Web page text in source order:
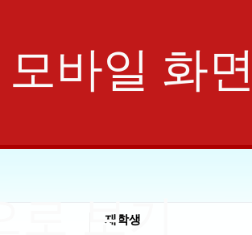
모바일 화
으로 보기
재학생